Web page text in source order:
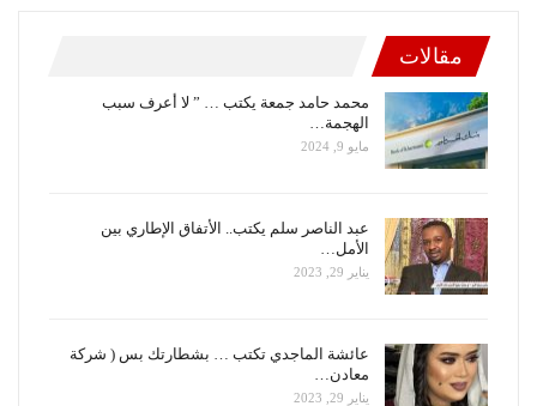
مقالات
محمد حامد جمعة يكتب … ” لا أعرف سبب
الهجمة…
مايو 9, 2024
عبد الناصر سلم يكتب.. الأتفاق الإطاري بين
الأمل…
يناير 29, 2023
عائشة الماجدي تكتب … بشطارتك بس ( شركة
معادن…
يناير 29, 2023